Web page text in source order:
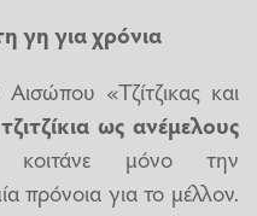
γη για χρόνια
«Τζίτζικας και
ως ανέμελους
κοιτάνε μόνο την
πρόνοια για το μέλλον.